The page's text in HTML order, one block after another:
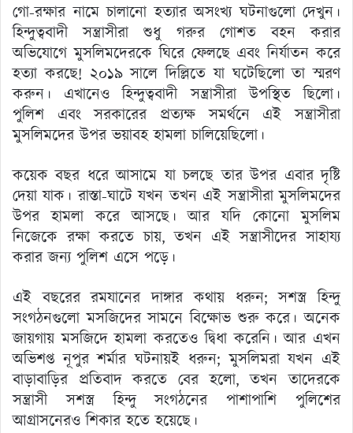
গো-রক্ষার নামে চালানো হত্যার অসংখ্য ঘটনাগুলো দেখুন।
হিন্দুত্ববাদী সন্ত্রাসীরা শুধু গরুর গোশত বহন করার
অভিযোগে মুসলিমদেরকে ঘিরে ফেলছে এবং নির্যাতন করে
হত্যা করছে! ২০১৯ সালে দিল্লিতে যা ঘটেছিলো তা স্মরণ
করুন। এখানেও হিন্দুত্ববাদী সন্ত্রাসীরা উপস্থিত ছিলো।
পুলিশ এবং সরকারের প্রত্যক্ষ সমর্থনে এই সন্ত্রাসীরা
মুসলিমদের উপর ভয়াবহ হামলা চালিয়েছিলো।
কয়েক বছর ধরে আসামে যা চলছে তার উপর এবার দৃষ্টি
দেয়া যাক। রাস্তা-ঘাটে যখন তখন এই সন্ত্রাসীরা মুসলিমদের
উপর হামলা করে আসছে। আর যদি কোনো মুসলিম
নিজেকে রক্ষা করতে চায়, তখন এই সন্ত্রাসীদের সাহায্য
করার জন্য পুলিশ এসে পড়ে।
এই বছরের রমযানের দাঙ্গার কথায় ধরুন; সশস্ত্র হিন্দু
সংগঠনগুলো মসজিদের সামনে বিক্ষোভ শুরু করে। অনেক
জায়গায় মসজিদে হামলা করতেও দ্বিধা করেনি। আর এখন
অভিশপ্ত নূপুর শর্মার ঘটনায়ই ধরুন; মুসলিমরা যখন এই
বাড়াবাড়ির প্রতিবাদ করতে বের হলো, তখন তাদেরকে
সন্ত্রাসী সশস্ত্র হিন্দু সংগঠনের পাশাপাশি পুলিশের
আগ্রাসনেরও শিকার হতে হয়েছে।